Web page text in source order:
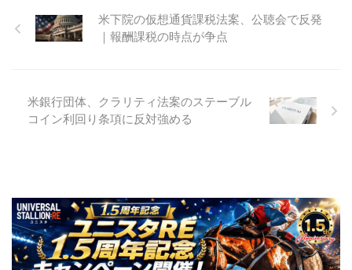
米下院の仮想通貨課税法案、公聴会で反発
｜報酬課税の時点が争点
米銀行団体、クラリティ法案のステーブル
コイン利回り条項に反対強める